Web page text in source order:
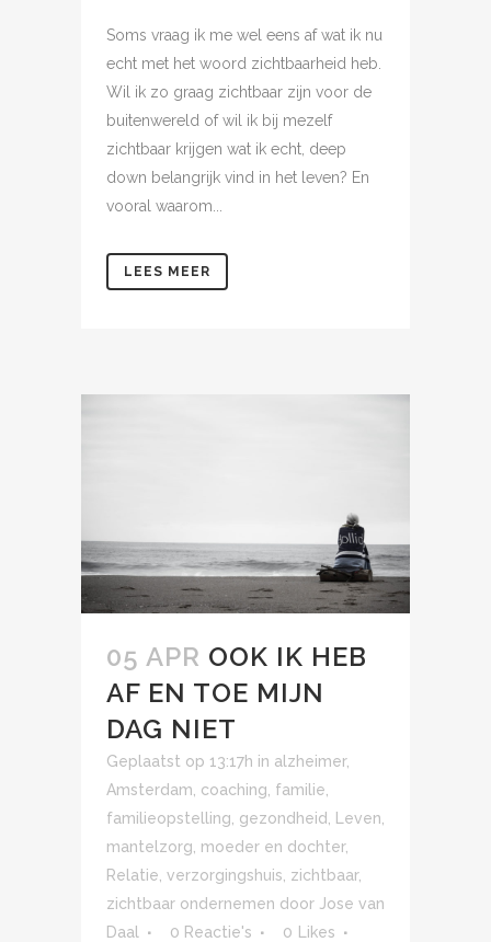
Soms vraag ik me wel eens af wat ik nu
echt met het woord zichtbaarheid heb.
Wil ik zo graag zichtbaar zijn voor de
buitenwereld of wil ik bij mezelf
zichtbaar krijgen wat ik echt, deep
down belangrijk vind in het leven? En
vooral waarom...
LEES MEER
05 APR OOK IK HEB
AF EN TOE MIJN
DAG NIET
Geplaatst op 13:17h in alzheimer,
Amsterdam coaching familie
familieopstelling gezondheid Leven
mantelzorg moeder en dochter,
Relatie verzorgingshuis zichtbaar,
zichtbaar ondernemen door Jose van
Daal
0 Reactie's 0 Likes